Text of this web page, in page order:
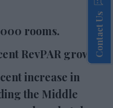
increase in first-
Middle East.
109 hotels during
currency to
increased 6.5
Contact Us